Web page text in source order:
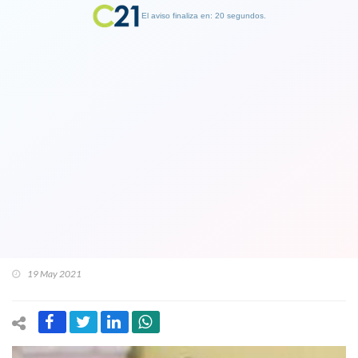
19 May 2021
El aviso finaliza en: 19 segundos.